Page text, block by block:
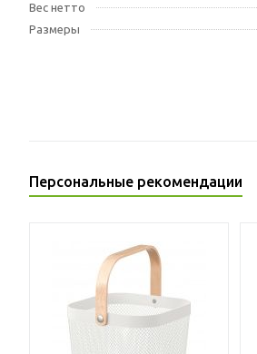
Вес нетто
Размеры
Персональные рекомендации